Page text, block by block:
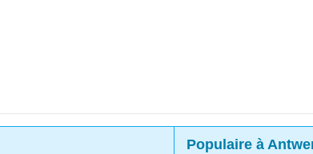
Populaire à